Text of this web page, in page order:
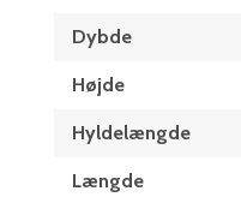
Dybde
Højde
Hyldelængde
Længde